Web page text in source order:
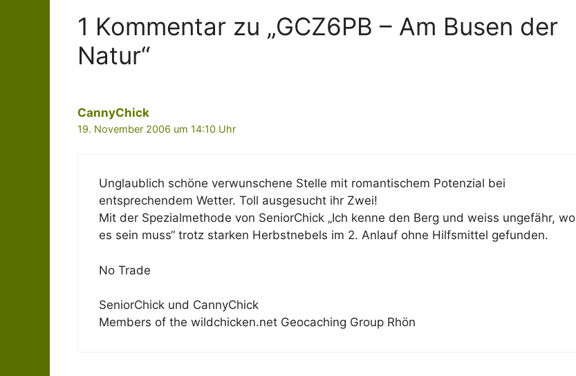
1 Kommentar zu „GCZ6PB – Am Busen der
Natur“
CannyChick
19. November 2006 um 14:10 Uhr
Unglaublich schöne verwunschene Stelle mit romantischem Potenzial bei
entsprechendem Wetter. Toll ausgesucht ihr Zwei!
Mit der Spezialmethode von SeniorChick „Ich kenne den Berg und weiss ungefähr, wo
es sein muss“ trotz starken Herbstnebels im 2. Anlauf ohne Hilfsmittel gefunden.
No Trade
SeniorChick und CannyChick
Members of the wildchicken.net Geocaching Group Rhön